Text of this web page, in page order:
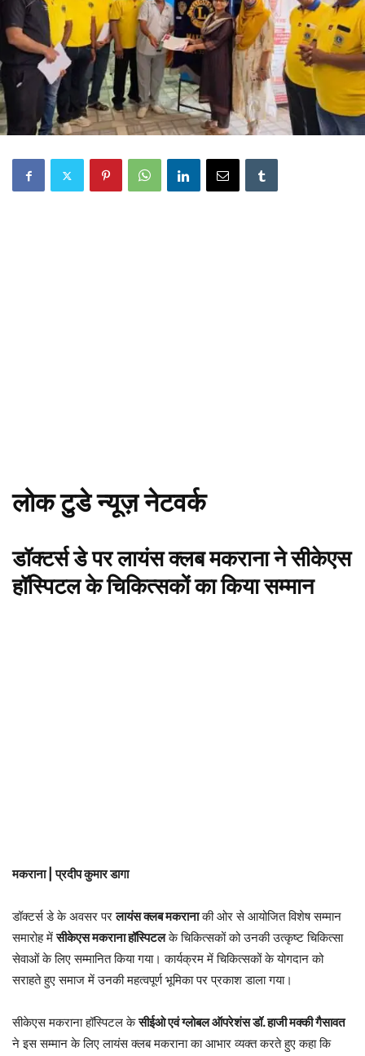
लोक टुडे न्यूज़ नेटवर्क
डॉक्टर्स डे पर लायंस क्लब मकराना ने सीकेएस
हॉस्पिटल के चिकित्सकों का किया सम्मान
मकराना | प्रदीप कुमार डागा
डॉक्टर्स डे के अवसर परलायंस क्लब मकरानाकी ओर से आयोजित विशेष सम्मान
समारोह मेंसीकेएस मकराना हॉस्पिटलके चिकित्सकों को उनकी उत्कृष्ट चिकित्सा
सेवाओं के लिए सम्मानित किया गया। कार्यक्रम में चिकित्सकों के योगदान को
सराहते हुए समाज में उनकी महत्वपूर्ण भूमिका पर प्रकाश डाला गया।
सीकेएस मकराना हॉस्पिटल केसीईओ एवं ग्लोबल ऑपरेशंस डॉ. हाजी मक्की गैसावत
ने इस सम्मान के लिए लायंस क्लब मकराना का आभार व्यक्त करते हुए कहा कि